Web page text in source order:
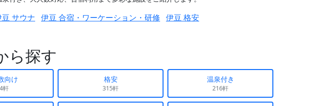
サウナ 伊豆 合宿・ワーケーション・研修 伊豆 格安
ら探す
向け
軒
格安
315軒
温泉付き
216軒